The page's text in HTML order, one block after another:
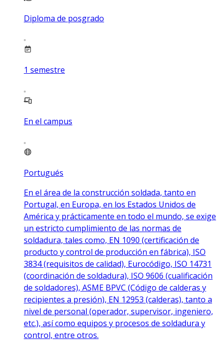
Diploma de posgrado
1 semestre
En el campus
Portugués
En el área de la construcción soldada, tanto en
Portugal, en Europa, en los Estados Unidos de
América y prácticamente en todo el mundo, se exige
un estricto cumplimiento de las normas de
soldadura, tales como, EN 1090 (certificación de
producto y control de producción en fábrica), ISO
3834 (requisitos de calidad), Eurocódigo, ISO 14731
(coordinación de soldadura), ISO 9606 (cualificación
de soldadores), ASME BPVC (Código de calderas y
recipientes a presión), EN 12953 (calderas), tanto a
nivel de personal (operador, supervisor, ingeniero,
etc.), así como equipos y procesos de soldadura y
control, entre otros.